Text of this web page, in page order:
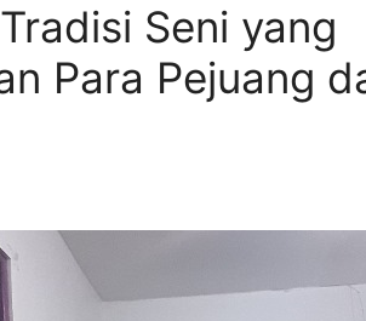
Seni yang
Para Pejuang